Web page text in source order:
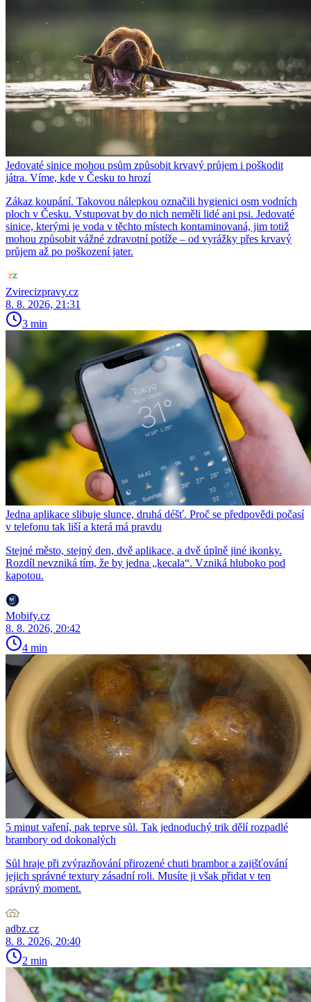
Jedovaté sinice mohou psům způsobit krvavý průjem i poškodit
játra. Víme, kde v Česku to hrozí
Zákaz koupání. Takovou nálepkou označili hygienici osm vodních
ploch v Česku. Vstupovat by do nich neměli lidé ani psi. Jedovaté
sinice, kterými je voda v těchto místech kontaminovaná, jim totiž
mohou způsobit vážné zdravotní potíže – od vyrážky přes krvavý
průjem až po poškození jater.
Zvirecizpravy.cz
8. 8. 2026, 21:31
3 min
Jedna aplikace slibuje slunce, druhá déšť. Proč se předpovědi počasí
v telefonu tak liší a která má pravdu
Stejné město, stejný den, dvě aplikace, a dvě úplně jiné ikonky.
Rozdíl nevzniká tím, že by jedna „kecala“. Vzniká hluboko pod
kapotou.
Mobify.cz
8. 8. 2026, 20:42
4 min
5 minut vaření, pak teprve sůl. Tak jednoduchý trik dělí rozpadlé
brambory od dokonalých
Sůl hraje při zvýrazňování přirozené chuti brambor a zajišťování
jejich správné textury zásadní roli. Musíte ji však přidat v ten
správný moment.
adbz.cz
8. 8. 2026, 20:40
2 min